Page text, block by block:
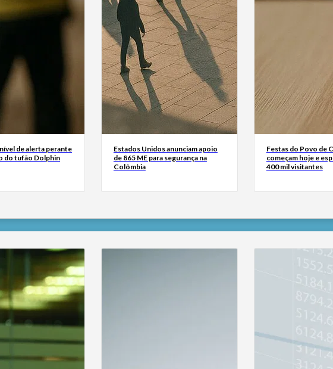
de alerta perante
do tufão Dolphin
Estados Unidos anunciam apoio
de 865 ME para segurança na
Colômbia
Festas do Povo de
começam hoje e
400 mil visitantes